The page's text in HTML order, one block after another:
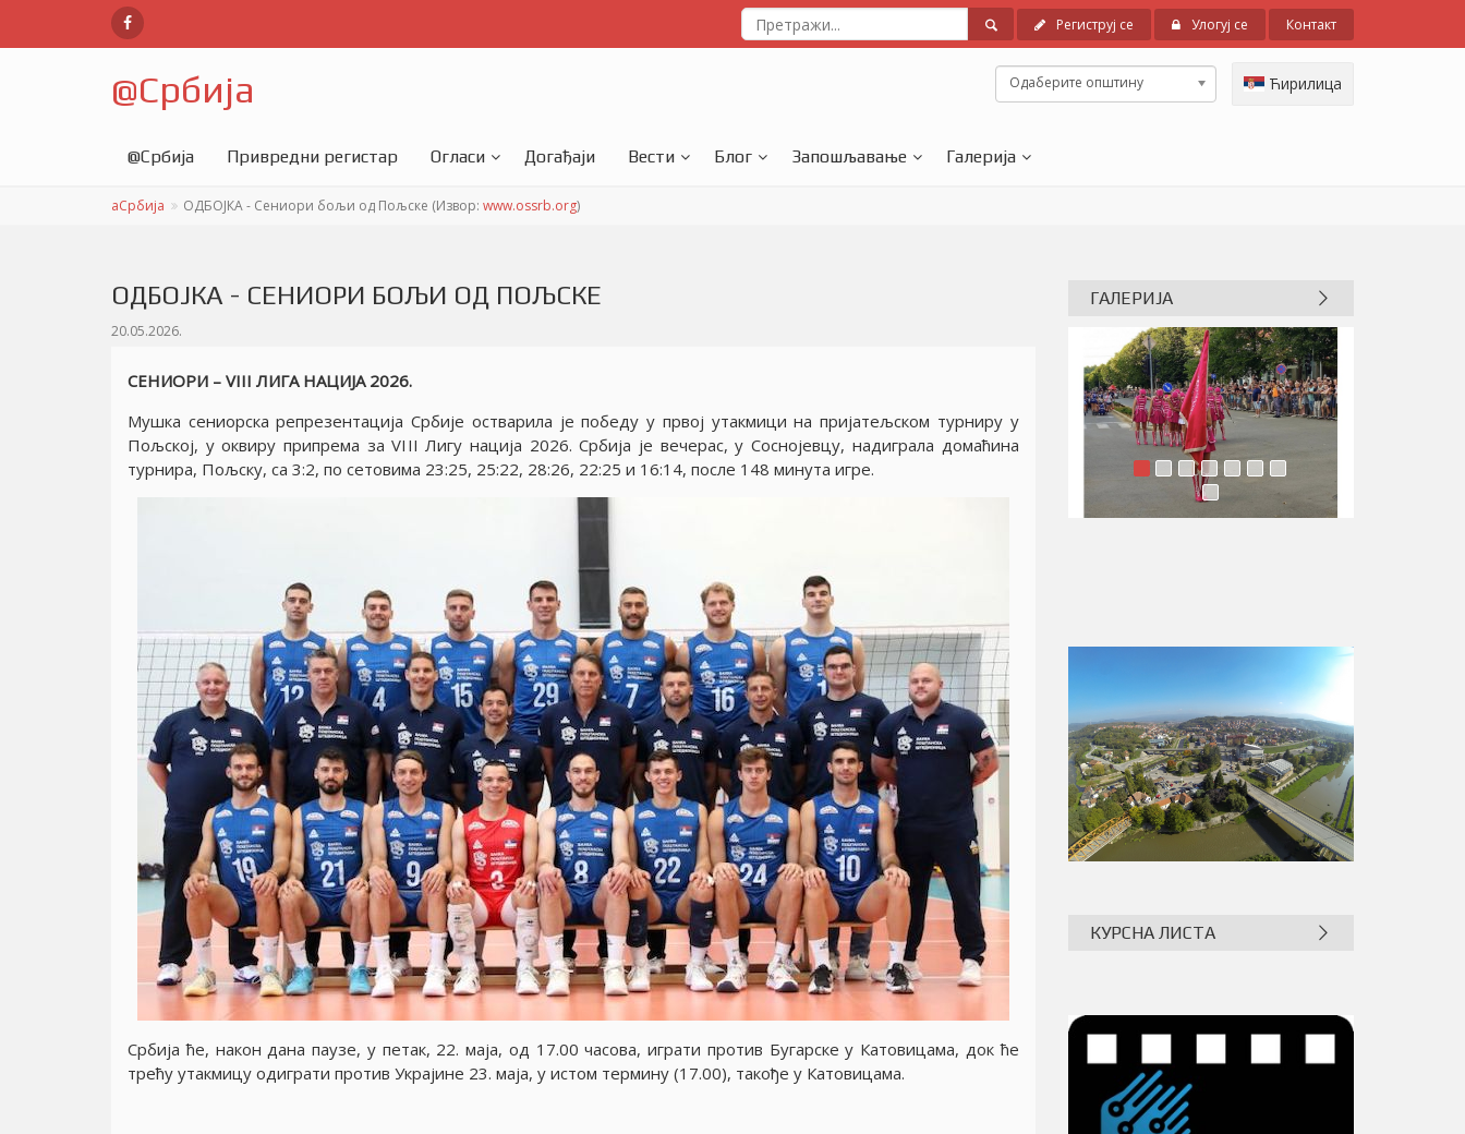
Региструј се Улогуј се Контакт
@Србија Одаберите општину Ћирилица
@Србија Привредни регистар Огласи Догађаји Вести Блог Запошљавање Галерија
аСрбија ОДБОЈКА - Сениори бољи од Пољске (Извор: www.ossrb.org)
ОДБОЈКА - СЕНИОРИ БОЉИ ОД ПОЉСКЕ
20.05.2026.
СЕНИОРИ – VIII ЛИГА НАЦИJА 2026.
Мушка сениорска репрезентациjа Србиjе остварила jе победу у првоj утакмици на приjатељском турниру у
Пољскоj, у оквиру припрема за VIII Лигу нациjа 2026. Србиjа jе вечерас, у Сосноjевцу, надиграла домаћина
турнира, Пољску, са 3:2, по сетовима 23:25, 25:22, 28:26, 22:25 и 16:14, после 148 минута игре.
Србиjа ће, након дана паузе, у петак, 22. маjа, од 17.00 часова, играти против Бугарске у Катовицама, док ће
трећу утакмицу одиграти против Украjине 23. маjа, у истом термину (17.00), такође у Катовицама.
ГАЛЕРИЈА
КУРСНА ЛИСТА